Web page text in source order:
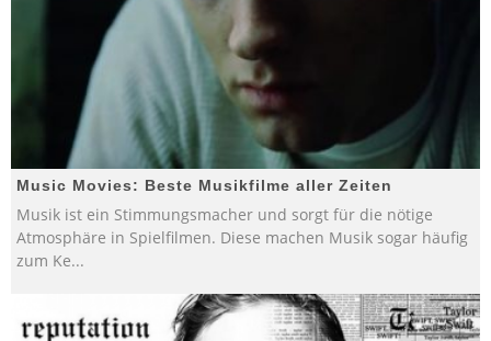
Music Movies: Beste Musikfilme aller Zeiten
Musik ist ein Stimmungsmacher und sorgt für die nötige
Atmosphäre in Spielfilmen. Diese machen Musik sogar häufig
zum Ke...